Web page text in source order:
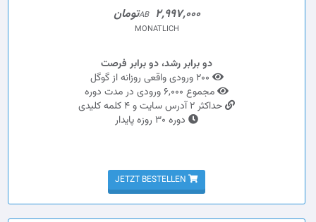
AB 2,997,000تومان
MONATLICH
دو برابر رشد، دو برابر فرصت
مجموع 6,000 ورودی در مدت دوره
حداکثر 2 آدرس سایت و 4 کلمه کلیدی
دوره 30 روزه پایدار
JETZT BESTELLEN